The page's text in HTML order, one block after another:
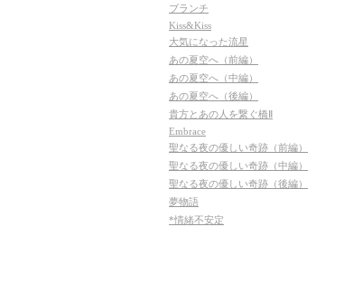
ブランチ
Kiss&Kiss
大気になった流星
あの夏空へ（前編）
あの夏空へ（中編）
あの夏空へ（後編）
貴方とあの人を繋ぐ橋Ⅱ
Embrace
聖なる夜の優しい奇跡（前編）
聖なる夜の優しい奇跡（中編）
聖なる夜の優しい奇跡（後編）
夢物語
*情緒不安定